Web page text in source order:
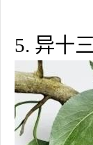
5. 异十